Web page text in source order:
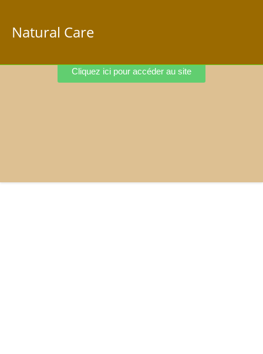
Natural Care
Cliquez ici pour accéder au site